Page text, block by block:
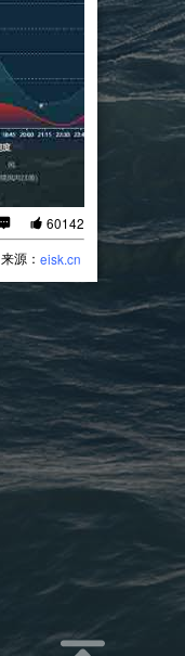
60142
来源：eisk.cn